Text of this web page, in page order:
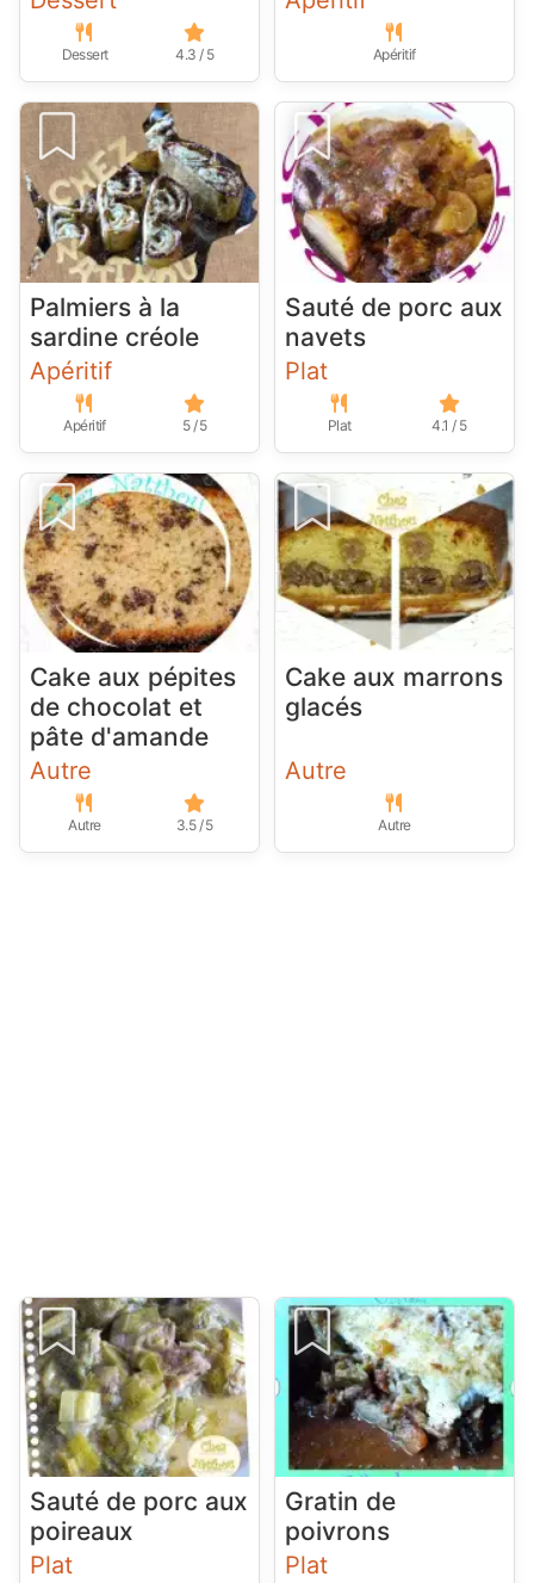
Dessert 4.3 / 5 Apéritif
Palmiers à la
sardine créole
Apéritif
Apéritif 5 / 5
Sauté de porc aux
navets
Plat
Plat 4.1 / 5
Cake aux pépites
de chocolat et
pâte d'amande
Autre
Autre 3.5 / 5
Cake aux marrons
glacés
Autre
Autre
Sauté de porc aux
poireaux
Plat
Gratin de
poivrons
Plat